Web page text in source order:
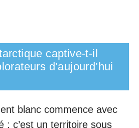
captive-t-il
d’aujourd’hui
blanc commence avec
: c’est un territoire sous